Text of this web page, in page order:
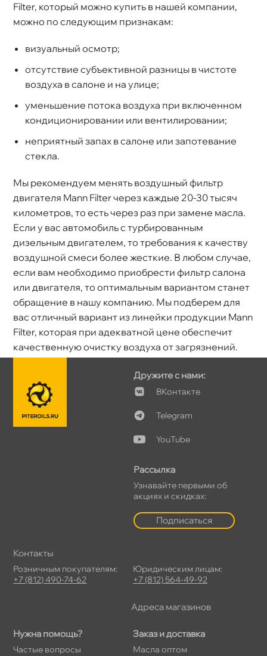
Filter, который можно купить в нашей компании,
можно по следующим признакам:
изуальный осмотр;
отсутствие субъективной разницы в чистоте
оздуха в салоне и на улице;
уменьшение потока воздуха при включенном
кондиционировании или вентилировании;
неприятный запах в салоне или запотевание
стекла.
Мы рекомендуем менять воздушный фильтр
двигателя Mann Filter через каждые 20-30 тысяч
километров, то есть через раз при замене масла.
Если у вас автомобиль с турбированным
дизельным двигателем, то требования к качеству
оздушной смеси более жесткие. В любом случае,
если вам необходимо приобрести фильтр салона
или двигателя, то оптимальным вариантом станет
обращение в нашу компанию. Мы подберем для
ас отличный вариант из линейки продукции Mann
Filter, которая при адекватной цене обеспечит
качественную очистку воздуха от загрязнений.
Нужна помощь?
Частые вопросы
Заказ и доставка
Масла оптом
Дружите с нами:
Контакте
Telegram
YouTube
Рассылка
Узнавайте первыми о
акциях и скидках:
Подписаться
Контакты
Розничным покупателям:
+7 (812) 490-74-62
Юридическим лицам:
+7 (812) 564-49-92
Адреса магазино